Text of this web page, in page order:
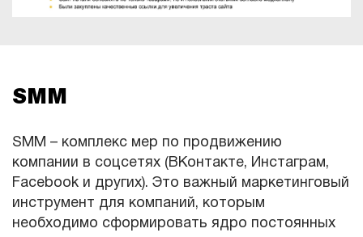
SMM
SMM – комплекс мер по продвижению
компании в соцсетях (ВКонтакте, Инстаграм,
Facebook и других). Это важный маркетинговый
инструмент для компаний, которым
необходимо сформировать ядро постоянных